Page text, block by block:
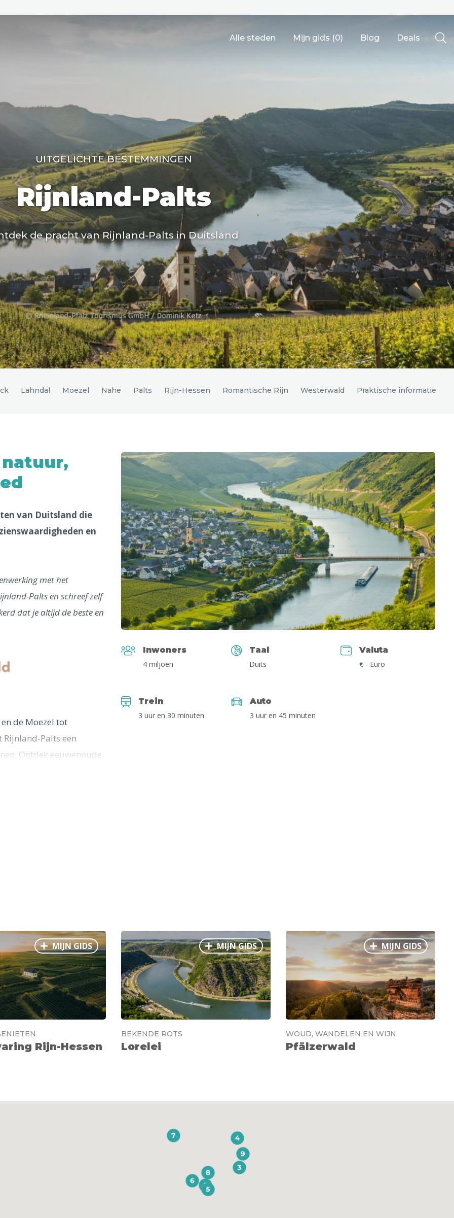
Alle steden Mijn gids (0) Blog Deals
Dresden
Amsterdam Barcelona Dubai Milaan Singapore Berlijn Mechelen
Venetië
Hong Kong München Wenen Bangkok Madrid Vancouver
UITGELICHTE BESTEMMINGEN
Rijnland-Palts
de pracht van Rijnland-Palts in Duitsland
Lahndal Moezel Nahe Palts Rijn-Hessen Romantische Rijn Westerwald Praktische informatie
van Duitsland die
en
met het
Palts en schreef zelf
dat je altijd de beste en
de Moezel tot
Palts een
Ontdek eeuwenoude
van de lokale
specialiteiten. Deze
Inwoners
4 miljoen
Taal
Duits
Valuta
€ - Euro
Trein
3 uur en 30 minuten
Auto
3 uur en 45 minuten
MIJN GIDS
Rijn-Hessen
MIJN GIDS
BEKENDE ROTS
Lorelei
MIJN GIDS
WOUD, WANDELEN EN WIJN
Pfälzerwald